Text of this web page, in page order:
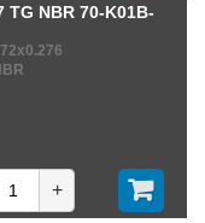
NBR 70-K01B-
+